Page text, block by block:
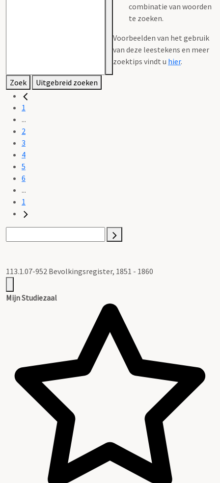
combinatie van woorden
te zoeken.
Voorbeelden van het gebruik
van deze leestekens en meer
zoektips vindt u hier.
Zoek Uitgebreid zoeken
1
...
2
3
4
5
6
...
1
113.1.07-952 Bevolkingsregister, 1851 - 1860
Mijn Studiezaal